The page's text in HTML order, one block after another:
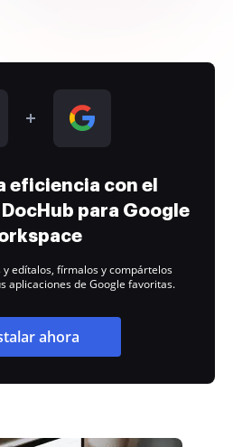
eficiencia con el
para Google
edítalos, fírmalos y compártelos
aplicaciones de Google favoritas.
ahora